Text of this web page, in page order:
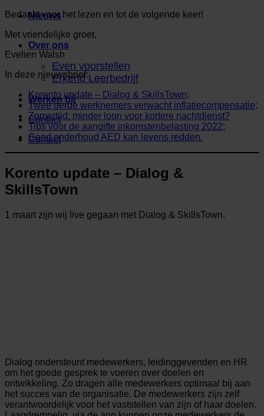
Nieuws
Over ons
Even voorstellen
Erkend Leerbedrijf
Werken bij
Contact
Contact
Bedankt voor het lezen en tot de volgende keer!
Met vriendelijke groet,
Evelien Walsh
In deze nieuwsbrief:
Korento update – Dialog & SkillsTown;
Twee derde werknemers verwacht inflatiecompensatie;
Zomertijd: minder loon voor kortere nachtdienst?
Tips voor de aangifte inkomstenbelasting 2022;
Goed onderhoud AED kan levens redden.
Korento update – Dialog &
SkillsTown
1 maart zijn wij live gegaan met Dialog & SkillsTown.
Dialog ondersteunt medewerkers, leidinggevenden en HR
om het goede gesprek te voeren over doelen en
ontwikkeling. Zo dragen alle medewerkers optimaal bij aan
het succes van de organisatie. De medewerkers zijn zelf
verantwoordelijk voor het vaststellen van zijn of haar doelen.